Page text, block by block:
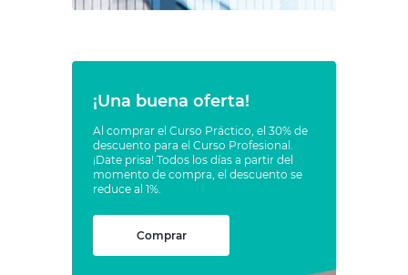
¡Una buena oferta!
Al comprar el Curso Práctico, el 30% de
descuento para el Curso Profesional.
¡Date prisa! Todos los días a partir del
momento de compra, el descuento se
reduce al 1%.
Comprar